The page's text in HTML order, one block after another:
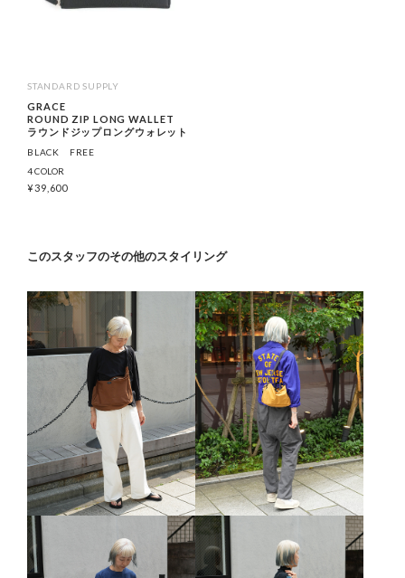
STANDARD SUPPLY
GRACE
ROUND ZIP LONG WALLET
ラウンドジップロングウォレット
BLACK
FREE
4 COLOR
¥39,600
このスタッフのその他のスタイリング